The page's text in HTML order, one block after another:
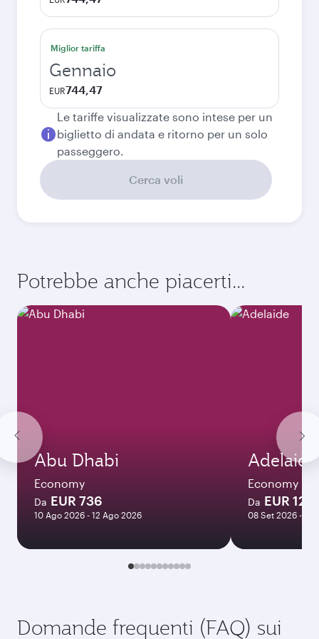
Miglior tariffa
Gennaio
EUR744,47
Le tariffe visualizzate sono intese per un
biglietto di andata e ritorno per un solo
passeggero.
Cerca voli
Potrebbe anche piacerti...
Abu Dhabi
Economy
Da EUR 736
10 Ago 2026 - 12 Ago 2026
Adelaide
Economy
Da EUR
08 Set 2026 - 05
Domande frequenti (FAQ) sui